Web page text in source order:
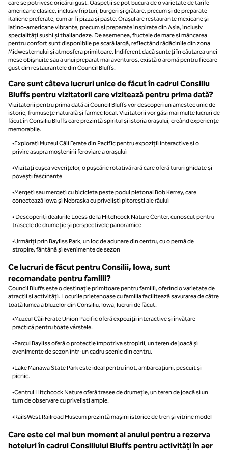
care se potrivesc oricărui gust. Oaspeții se pot bucura de o varietate de tarife
americane clasice, inclusiv fripturi, burgeri și grătare, precum și de preparate
italiene preferate, cum ar fi pizza și paste. Orașul are restaurante mexicane și
latino-americane vibrante, precum și preparate inspirate din Asia, inclusiv
specialități sushi și thailandeze. De asemenea, fructele de mare și mâncarea
pentru confort sunt disponibile pe scară largă, reflectând rădăcinile din zona
Midwesternului și atmosfera primitoare. Indiferent dacă sunteți în căutarea unei
mese obișnuite sau a unui preparat mai aventuros, există o aromă pentru fiecare
gust din restaurantele din Council Bluffs.
Care sunt câteva lucruri unice de făcut în cadrul Consiliu
Bluffs pentru vizitatorii care vizitează pentru prima dată?
Vizitatorii pentru prima dată ai Council Bluffs vor descoperi un amestec unic de
istorie, frumusețe naturală și farmec local. Vizitatorii vor găsi mai multe lucruri de
făcut în Consiliu Bluffs care prezintă spiritul și istoria orașului, creând experiențe
memorabile.
•Explorați Muzeul Căii Ferate din Pacific pentru expoziții interactive și o
privire asupra moștenirii feroviare a orașului
•Vizitați cușca veverițelor, o pușcărie rotativă rară care oferă tururi ghidate și
povești fascinante
•Mergeți sau mergeți cu bicicleta peste podul pietonal Bob Kerrey, care
conectează Iowa și Nebraska cu priveliști pitorești ale râului
• Descoperiți dealurile Loess de la Hitchcock Nature Center, cunoscut pentru
traseele de drumeție și perspectivele panoramice
•Urmăriți prin Bayliss Park, un loc de adunare din centru, cu o pernă de
stropire, fântână și evenimente de sezon
Ce lucruri de făcut pentru Consilii, Iowa, sunt
recomandate pentru familii?
Council Bluffs este o destinație primitoare pentru familii, oferind o varietate de
atracții și activități. Locurile prietenoase cu familia facilitează savurarea de către
toată lumea a bluzelor din Consiliu, Iowa, lucruri de făcut.
•Muzeul Căii Ferate Union Pacific oferă expoziții interactive și învățare
practică pentru toate vârstele.
•Parcul Bayliss oferă o protecție împotriva stropirii, un teren de joacă și
evenimente de sezon într-un cadru scenic din centru.
•Lake Manawa State Park este ideal pentru înot, ambarcațiuni, pescuit și
picnic.
•Centrul Hitchcock Nature oferă trasee de drumeție, un teren de joacă și un
turn de observare cu priveliști ample.
•RailsWest Railroad Museum prezintă mașini istorice de tren și vitrine model
Care este cel mai bun moment al anului pentru a rezerva
hoteluri în cadrul Consiliului Bluffs pentru activități în aer